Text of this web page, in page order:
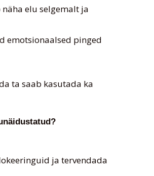
elu selgemalt ja
emotsionaalsed pinged
ta saab kasutada ka
ja tervendada